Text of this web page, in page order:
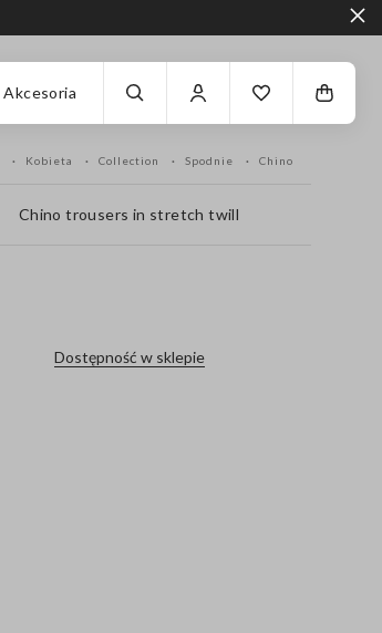
Akcesoria
Kobieta Collection Spodnie Chino
Chino trousers in stretch twill
Dostępność w sklepie